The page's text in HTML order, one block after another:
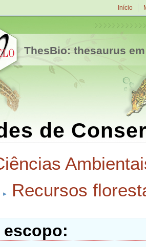
Início
ThesBio: thesaurus
de
Recursos
escopo